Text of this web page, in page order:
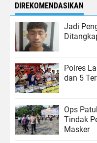
DIREKOMENDASIKAN
Jadi
Polres
dan 5
Ops
Tindak
Masker